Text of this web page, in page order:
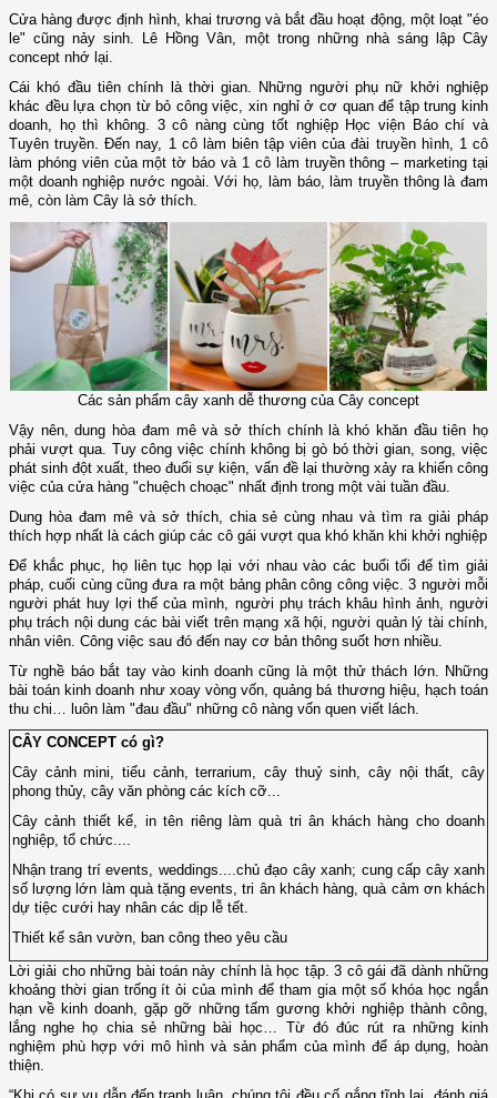
Cửa hàng được định hình, khai trương và bắt đầu hoạt động, một loạt "éo
le" cũng nảy sinh. Lê Hồng Vân, một trong những nhà sáng lập Cây
concept nhớ lại.
Cái khó đầu tiên chính là thời gian. Những người phụ nữ khởi nghiệp
khác đều lựa chọn từ bỏ công việc, xin nghỉ ở cơ quan để tập trung kinh
doanh, họ thì không. 3 cô nàng cùng tốt nghiệp Học viện Báo chí và
Tuyên truyền. Đến nay, 1 cô làm biên tập viên của đài truyền hình, 1 cô
làm phóng viên của một tờ báo và 1 cô làm truyền thông – marketing tại
một doanh nghiệp nước ngoài. Với họ, làm báo, làm truyền thông là đam
mê, còn làm Cây là sở thích.
Các sản phẩm cây xanh dễ thương của Cây concept
Vậy nên, dung hòa đam mê và sở thích chính là khó khăn đầu tiên họ
phải vượt qua. Tuy công việc chính không bị gò bó thời gian, song, việc
phát sinh đột xuất, theo đuổi sự kiện, vấn đề lại thường xảy ra khiến công
việc của cửa hàng "chuệch choạc" nhất định trong một vài tuần đầu.
Dung hòa đam mê và sở thích, chia sẻ cùng nhau và tìm ra giải pháp
thích hợp nhất là cách giúp các cô gái vượt qua khó khăn khi khởi nghiệp
Để khắc phục, họ liên tục họp lại với nhau vào các buổi tối để tìm giải
pháp, cuối cùng cũng đưa ra một bảng phân công công việc. 3 người mỗi
người phát huy lợi thế của mình, người phụ trách khâu hình ảnh, người
phụ trách nội dung các bài viết trên mạng xã hội, người quản lý tài chính,
nhân viên. Công việc sau đó đến nay cơ bản thông suốt hơn nhiều.
Từ nghề báo bắt tay vào kinh doanh cũng là một thử thách lớn. Những
bài toán kinh doanh như xoay vòng vốn, quảng bá thương hiệu, hạch toán
thu chi… luôn làm "đau đầu" những cô nàng vốn quen viết lách.
CÂY CONCEPT có gì?
Cây cảnh mini, tiểu cảnh, terrarium, cây thuỷ sinh, cây nội thất, cây
phong thủy, cây văn phòng các kích cỡ...
Cây cảnh thiết kế, in tên riêng làm quà tri ân khách hàng cho doanh
nghiệp, tổ chức....
Nhận trang trí events, weddings....chủ đạo cây xanh; cung cấp cây xanh
số lượng lớn làm quà tặng events, tri ân khách hàng, quà cảm ơn khách
dự tiệc cưới hay nhân các dịp lễ tết.
Thiết kế sân vườn, ban công theo yêu cầu
Lời giải cho những bài toán này chính là học tập. 3 cô gái đã dành những
khoảng thời gian trống ít ỏi của mình để tham gia một số khóa học ngắn
hạn về kinh doanh, gặp gỡ những tấm gương khởi nghiệp thành công,
lắng nghe họ chia sẻ những bài học… Từ đó đúc rút ra những kinh
nghiệm phù hợp với mô hình và sản phẩm của mình để áp dụng, hoàn
thiện.